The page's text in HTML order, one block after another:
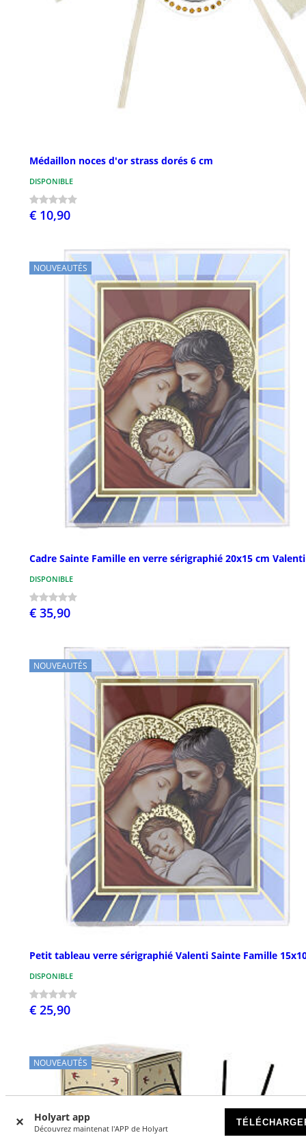
Holyart app
Découvrez maintenat l'APP de Holyart
Médaillon noces d'or strass dorés 6 cm
DISPONIBLE
€ 10,90
NOUVEAUTÉS
Cadre Sainte Famille en verre sérigraphié 20x15 cm Valenti
DISPONIBLE
€ 35,90
NOUVEAUTÉS
Petit tableau verre sérigraphié Valenti Sainte Famille
DISPONIBLE
€ 25,90
NOUVEAUTÉS